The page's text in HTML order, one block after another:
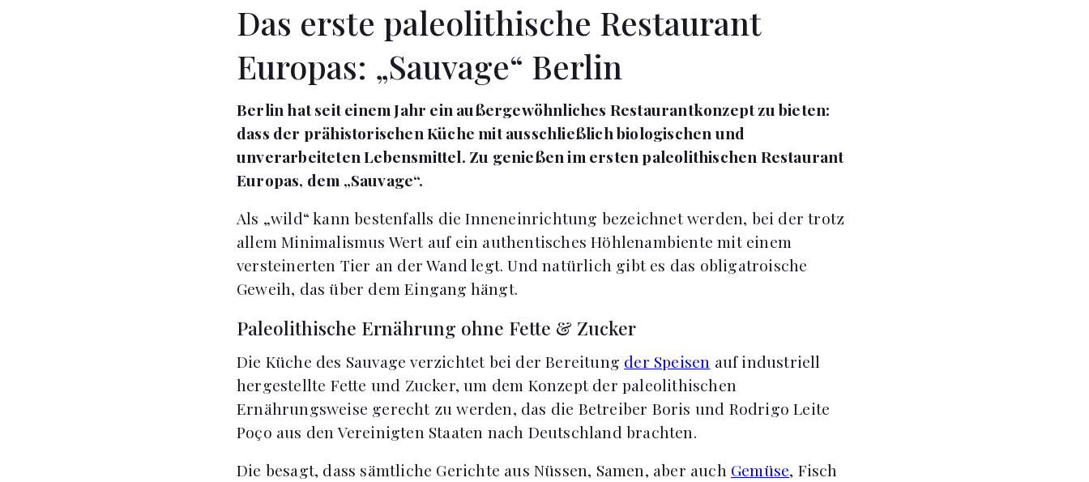
Das erste paleolithische Restaurant
Europas: „Sauvage“ Berlin
Berlin hat seit einem Jahr ein außergewöhnliches Restaurantkonzept zu bieten:
dass der prähistorischen Küche mit ausschließlich biologischen und
unverarbeiteten Lebensmittel. Zu genießen im ersten paleolithischen Restaurant
Europas, dem „Sauvage“.
Als „wild“ kann bestenfalls die Inneneinrichtung bezeichnet werden, bei der trotz
allem Minimalismus Wert auf ein authentisches Höhlenambiente mit einem
versteinerten Tier an der Wand legt. Und natürlich gibt es das obligatroische
Geweih, das über dem Eingang hängt.
Paleolithische Ernährung ohne Fette & Zucker
Die Küche des Sauvage verzichtet bei der Bereitung der Speisen auf industriell
hergestellte Fette und Zucker, um dem Konzept der paleolithischen
Ernährungsweise gerecht zu werden, das die Betreiber Boris und Rodrigo Leite
Poço aus den Vereinigten Staaten nach Deutschland brachten.
Die besagt, dass sämtliche Gerichte aus Nüssen, Samen, aber auch Gemüse, Fisch